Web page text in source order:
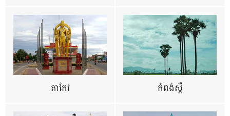
តាកែវ កំពង់ស្ពឺ